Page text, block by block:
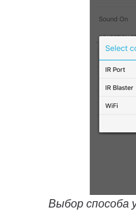
Выбор способа